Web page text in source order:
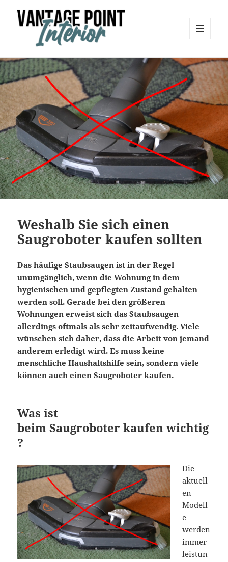
Vantage Point Interior
WIDGETS
Weshalb Sie sich einen
Saugroboter kaufen sollten
Das häufige Staubsaugen ist in der Regel
unumgänglich, wenn die Wohnung in dem
hygienischen und gepflegten Zustand gehalten
werden soll. Gerade bei den größeren
Wohnungen erweist sich das Staubsaugen
allerdings oftmals als sehr zeitaufwendig. Viele
wünschen sich daher, dass die Arbeit von jemand
anderem erledigt wird. Es muss keine
menschliche Haushaltshilfe sein, sondern viele
können auch einen Saugroboter kaufen.
Was ist
beim Saugroboter kaufen wichtig
?
Die
aktuell
en
Modell
e
werden
immer
leistun